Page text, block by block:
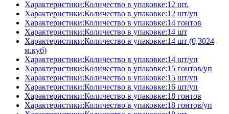
Характеристики:Количество в упаковке:12 шт.
Характеристики:Количество в упаковке:12 шт/уп
Характеристики:Количество в упаковке:14 гонтов
Характеристики:Количество в упаковке:14 шт
Характеристики:Количество в упаковке:14 шт (0,3024
м.куб)
Характеристики:Количество в упаковке:14 шт/уп
Характеристики:Количество в упаковке:15 гонтов/уп
Характеристики:Количество в упаковке:15 шт/уп
Характеристики:Количество в упаковке:16 шт/уп
Характеристики:Количество в упаковке:18 гонтов
Характеристики:Количество в упаковке:18 гонтов/уп